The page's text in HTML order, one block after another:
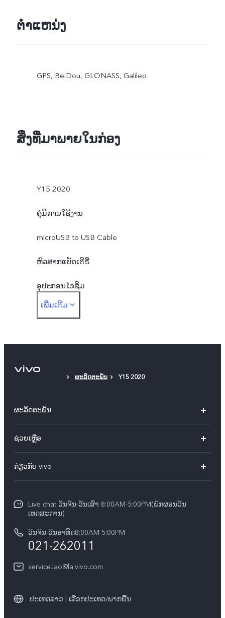
ຕຳແຫນ່ງ
GPS, BeiDou, GLONASS, Galileo
ສິ່ງທີ່ມາພາຍໃນກ່ອງ
Y15 2020
ຄູ່ມືການໃຊ້ງານ
microUSB to USB Cable
ຫົວສາກແບັດເຕີຣີ່
ອຸປະກອນໄຂຊິມ
ເຄສໂທລະສັບ
ເພີ່ມເຕີມ
ຜະລິດຕະພັນ Y15 2020
ຜະລິດຕະພັນ
ທຸກໂມເດວ
ຊ່ວຍເຫຼືອ
ສູນບໍລິການ
Funtouch OS
ການພິສູດຢືນຢັນ IMEI
ກວດສອບລາຄາອຸປະກອນເສີມ
ການອັບເດດລະບົບ
ກ່ຽວກັບ vivo
ແຈ້ງ​ການ​ທາງ​ກົດ​ໝາຍ
ສູນຄວາມເປັນສ່ວນຕົວ vivo
ຄວາມຍືນຍົງ
Live chat ວັນຈັນ-ວັນເສົາ 8:00AM-5:00PM(ພັກຜ່ອນວັນ
ເທດສະການ)
ວັນຈັນ-ວັນອາທິດ8:00AM-5:00PM
021-262011
service.lao@la.vivo.com
ປະເທດລາວ | ເລືອກປະເທດ/ພາກພື້ນ